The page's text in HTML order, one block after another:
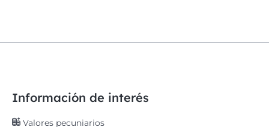
Información de interés
Valores pecuniarios